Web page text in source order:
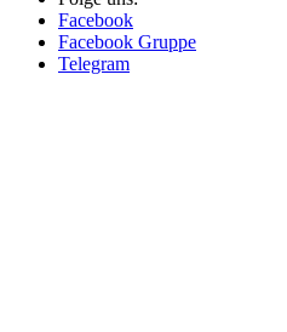
Facebook
Facebook Gruppe
Telegram